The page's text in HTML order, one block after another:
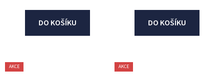
DO KOŠÍKU DO KOŠÍKU
AKCE AKCE